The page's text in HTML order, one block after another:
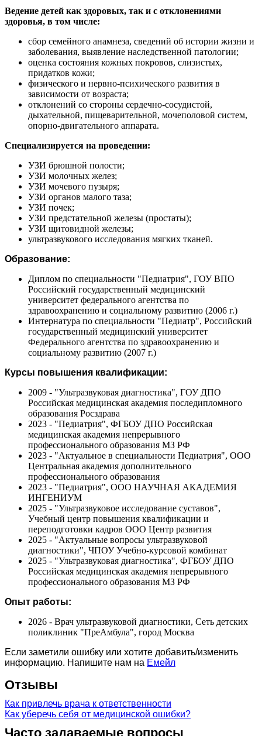
Ведение детей как здоровых, так и с отклонениями
здоровья, в том числе:
сбор семейного анамнеза, сведений об истории жизни и
заболевания, выявление наследственной патологии;
оценка состояния кожных покровов, слизистых,
придатков кожи;
физического и нервно-психического развития в
зависимости от возраста;
отклонений со стороны сердечно-сосудистой,
дыхательной, пищеварительной, мочеполовой систем,
опорно-двигательного аппарата.
Специализируется на проведении:
УЗИ брюшной полости;
УЗИ молочных желез;
УЗИ мочевого пузыря;
УЗИ органов малого таза;
УЗИ почек;
УЗИ предстательной железы (простаты);
УЗИ щитовидной железы;
ультразвукового исследования мягких тканей.
Образование:
Диплом по специальности "Педиатрия", ГОУ ВПО
Российский государственный медицинский
университет федерального агентства по
здравоохранению и социальному развитию (2006 г.)
Интернатура по специальности "Педиатр", Российский
государственный медицинский университет
Федерального агентства по здравоохранению и
социальному развитию (2007 г.)
Курсы повышения квалификации:
2009 - "Ультразвуковая диагностика", ГОУ ДПО
Российская медицинская академия последипломного
образования Росздрава
2023 - "Педиатрия", ФГБОУ ДПО Российская
медицинская академия непрерывного
профессионального образования МЗ РФ
2023 - "Актуальное в специальности Педиатрия", ООО
Центральная академия дополнительного
профессионального образования
2023 - "Педиатрия", ООО НАУЧНАЯ АКАДЕМИЯ
ИНГЕНИУМ
2025 - "Ультразвуковое исследование суставов",
Учебный центр повышения квалификации и
переподготовки кадров ООО Центр развития
2025 - "Актуальные вопросы ультразвуковой
диагностики", ЧПОУ Учебно-курсовой комбинат
2025 - "Ультразвуковая диагностика", ФГБОУ ДПО
Российская медицинская академия непрерывного
профессионального образования МЗ РФ
Опыт работы:
2026 - Врач ультразвуковой диагностики, Сеть детских
поликлиник "ПреАмбула", город Москва
Если заметили ошибку или хотите добавить/изменить
информацию. Напишите нам на Емейл
Отзывы
Как привлечь врача к ответственности
Как уберечь себя от медицинской ошибки?
Часто задаваемые вопросы